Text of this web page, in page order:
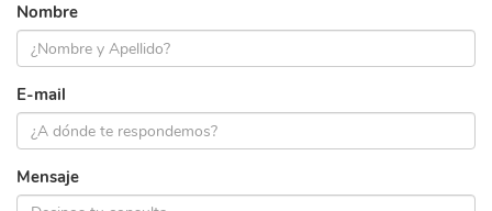
Nombre
E-mail
Mensaje